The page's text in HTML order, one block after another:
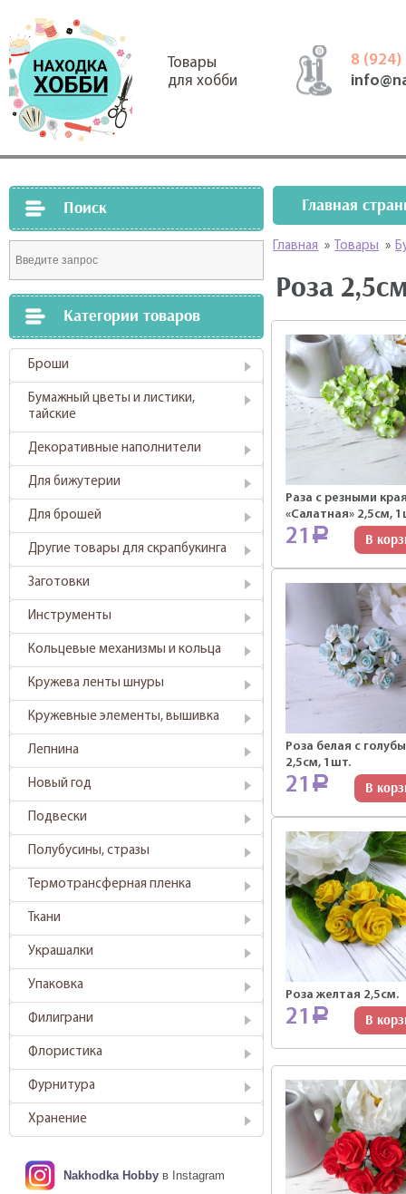
Товары
для хобби
8 (924)
Поиск
Категории товаров
Броши
Бумажный цветы и листики,
тайские
Декоративные наполнители
Для бижутерии
Для брошей
Другие товары для скрапбукинга
Заготовки
Инструменты
Кольцевые механизмы и кольца
Кружева ленты шнуры
Кружевные элементы, вышивка
Лепнина
Новый год
Подвески
Полубусины, стразы
Термотрансферная пленка
Ткани
Украшалки
Упаковка
Филиграни
Флористика
Фурнитура
Хранение
Nakhodka Hobby в Instagram
Главная
Главная » Товары »
Роза
Раза с резными
«Салатная» 2,5см,
21 Р В
Роза белая с
2,5см, 1шт.
21 Р В
Роза желтая 2,5см.
21 Р В